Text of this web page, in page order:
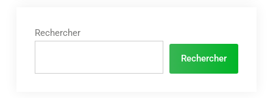
Rechercher
Rechercher